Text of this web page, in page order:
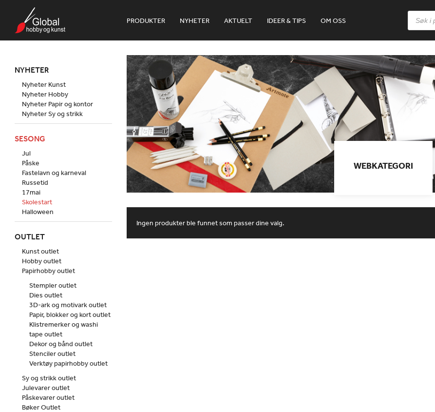
PRODUKTER NYHETER AKTUELT IDEER & TIPS OM OSS
Products
search
WEBKATEGORI
Ingen produkter ble funnet som passer dine valg.
NYHETER
Nyheter Kunst
Nyheter Hobby
Nyheter Papir og kontor
Nyheter Sy og strikk
SESONG
Jul
Påske
Fastelavn og karneval
Russetid
17mai
Skolestart
Halloween
OUTLET
Kunst outlet
Hobby outlet
Papirhobby outlet
Stempler outlet
Dies outlet
3D-ark og motivark outlet
Papir, blokker og kort outlet
Klistremerker og washi
tape outlet
Dekor og bånd outlet
Stenciler outlet
Verktøy papirhobby outlet
Sy og strikk outlet
Julevarer outlet
Påskevarer outlet
Bøker Outlet